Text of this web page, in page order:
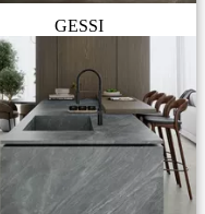
GESSI